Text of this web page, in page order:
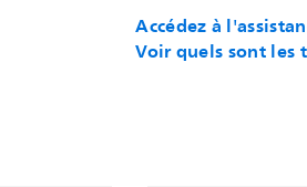
Accédez à
Voir quels sont les